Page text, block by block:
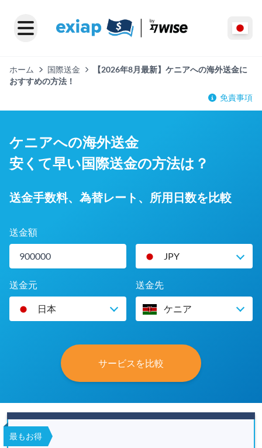
ホーム 国際送金
【2026年8月最新】ケニアへの海外送金に
おすすめの方法！
免責事項
ケニアへの海外送金
安くて早い国際送金の方法は？
送金手数料、為替レート、所用日数を比較
送金額
JPY
送金元
日本
送金先
ケニア
サービスを比較
最もお得